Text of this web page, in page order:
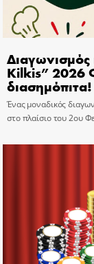
Διαγωνισμός
Kilkis” 2026
διασημόπιτα!
Ένας μοναδικός
στο πλαίσιο του 2ου